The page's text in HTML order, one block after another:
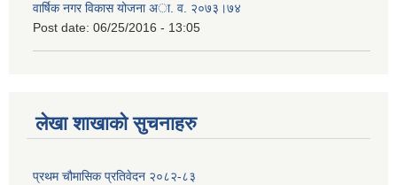
वार्षिक नगर विकास योजना अा. व. २०७३।७४
Post date: 06/25/2016 - 13:05
लेखा शाखाको सुचनाहरु
प्रथम चौमासिक प्रतिवेदन २०८२-८३